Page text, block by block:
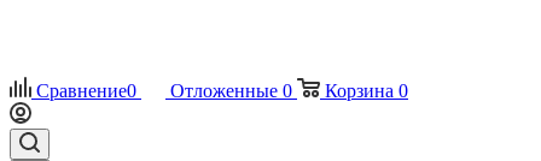
Сравнение0 Отложенные 0 Корзина 0